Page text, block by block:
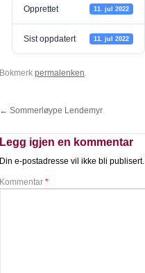
Opprettet 11. jul 2022
Sist oppdatert 11. jul 2022
Bokmerk permalenken.
← Sommerløype Lendemyr
Legg igjen en kommentar
Din e-postadresse vil ikke bli publisert.
Kommentar *